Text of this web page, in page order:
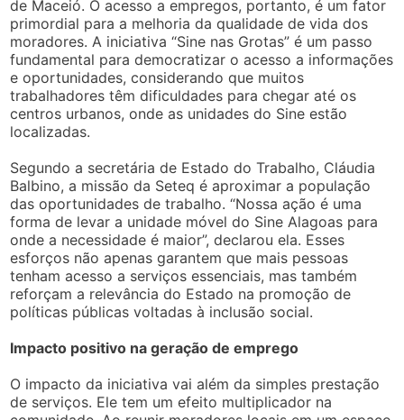
de Maceió. O acesso a empregos, portanto, é um fator
primordial para a melhoria da qualidade de vida dos
moradores. A iniciativa “Sine nas Grotas” é um passo
fundamental para democratizar o acesso a informações
e oportunidades, considerando que muitos
trabalhadores têm dificuldades para chegar até os
centros urbanos, onde as unidades do Sine estão
localizadas.
Segundo a secretária de Estado do Trabalho, Cláudia
Balbino, a missão da Seteq é aproximar a população
das oportunidades de trabalho. “Nossa ação é uma
forma de levar a unidade móvel do Sine Alagoas para
onde a necessidade é maior”, declarou ela. Esses
esforços não apenas garantem que mais pessoas
tenham acesso a serviços essenciais, mas também
reforçam a relevância do Estado na promoção de
políticas públicas voltadas à inclusão social.
Impacto positivo na geração de emprego
O impacto da iniciativa vai além da simples prestação
de serviços. Ele tem um efeito multiplicador na